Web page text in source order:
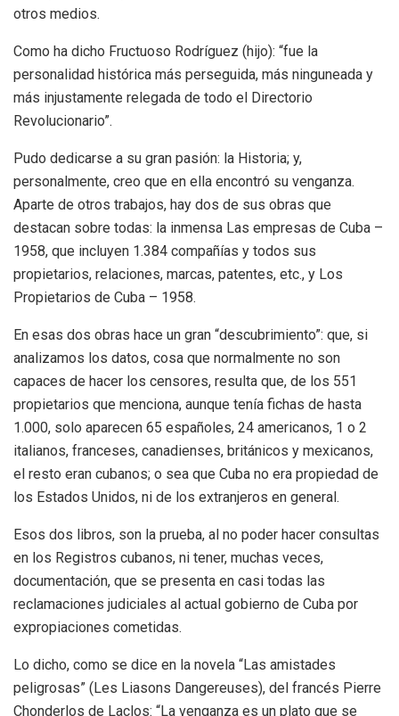
otros medios.
Como ha dicho Fructuoso Rodríguez (hijo): “fue la
personalidad histórica más perseguida, más ninguneada y
más injustamente relegada de todo el Directorio
Revolucionario”.
Pudo dedicarse a su gran pasión: la Historia; y,
personalmente, creo que en ella encontró su venganza.
Aparte de otros trabajos, hay dos de sus obras que
destacan sobre todas: la inmensa Las empresas de Cuba –
1958, que incluyen 1.384 compañías y todos sus
propietarios, relaciones, marcas, patentes, etc., y Los
Propietarios de Cuba – 1958.
En esas dos obras hace un gran “descubrimiento”: que, si
analizamos los datos, cosa que normalmente no son
capaces de hacer los censores, resulta que, de los 551
propietarios que menciona, aunque tenía fichas de hasta
1.000, solo aparecen 65 españoles, 24 americanos, 1 o 2
italianos, franceses, canadienses, británicos y mexicanos,
el resto eran cubanos; o sea que Cuba no era propiedad de
los Estados Unidos, ni de los extranjeros en general.
Esos dos libros, son la prueba, al no poder hacer consultas
en los Registros cubanos, ni tener, muchas veces,
documentación, que se presenta en casi todas las
reclamaciones judiciales al actual gobierno de Cuba por
expropiaciones cometidas.
Lo dicho, como se dice en la novela “Las amistades
peligrosas” (Les Liasons Dangereuses), del francés Pierre
Chonderlos de Laclos: “La venganza es un plato que se